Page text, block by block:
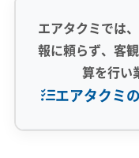
エアタクミでは
報に頼らず、客
算を行い
エアタクミ